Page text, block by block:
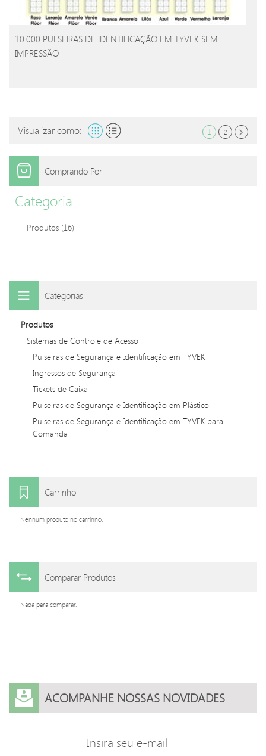
10.000 PULSEIRAS DE IDENTIFICAÇÃO EM TYVEK SEM
IMPRESSÃO
Visualizar como: 1 2
Comprando Por
Categoria
Produtos (16)
Categorias
Produtos
Sistemas de Controle de Acesso
Pulseiras de Segurança e Identificação em TYVEK
Ingressos de Segurança
Tickets de Caixa
Pulseiras de Segurança e Identificação em Plástico
Pulseiras de Segurança e Identificação em TYVEK para
Comanda
Carrinho
Nenhum produto no carrinho.
Comparar Produtos
Nada para comparar.
ACOMPANHE NOSSAS NOVIDADES
Insira seu e-mail